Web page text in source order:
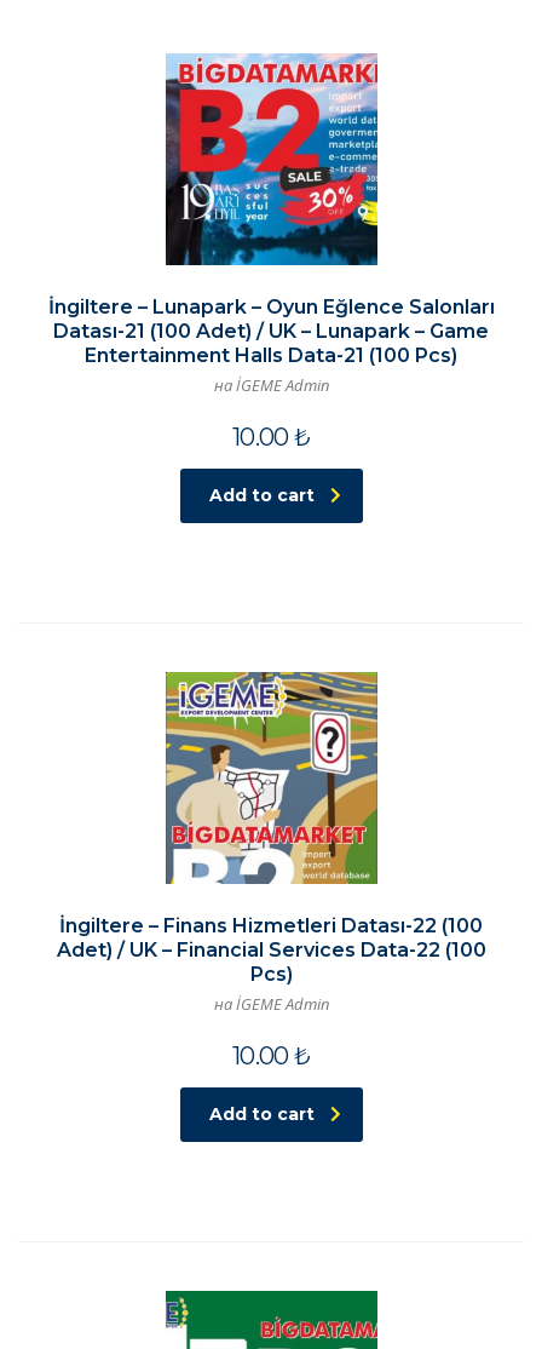
İngiltere – Lunapark – Oyun Eğlence Salonları
Datası-21 (100 Adet) / UK – Lunapark – Game
Entertainment Halls Data-21 (100 Pcs)
на İGEME Admin
10.00₺
Add to cart
İngiltere – Finans Hizmetleri Datası-22 (100
Adet) / UK – Financial Services Data-22 (100
Pcs)
на İGEME Admin
10.00₺
Add to cart